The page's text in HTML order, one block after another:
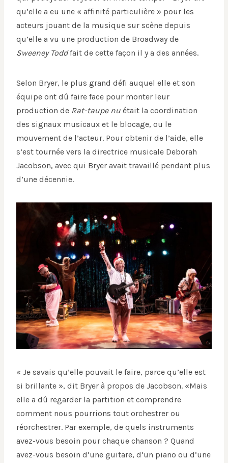
qu’elle a eu une « affinité particulière » pour les
acteurs jouant de la musique sur scène depuis
qu’elle a vu une production de Broadway de
Sweeney Toddfait de cette façon il y a des années.
Selon Bryer, le plus grand défi auquel elle et son
équipe ont dû faire face pour monter leur
production de Rat-taupe nu était la coordination
des signaux musicaux et le blocage, ou le
mouvement de l’acteur. Pour obtenir de l’aide, elle
s’est tournée vers la directrice musicale Deborah
Jacobson, avec qui Bryer avait travaillé pendant plus
d’une décennie.
« Je savais qu’elle pouvait le faire, parce qu’elle est
si brillante », dit Bryer à propos de Jacobson. «Mais
elle a dû regarder la partition et comprendre
comment nous pourrions tout orchestrer ou
réorchestrer. Par exemple, de quels instruments
avez-vous besoin pour chaque chanson ? Quand
avez-vous besoin d’une guitare, d’un piano ou d’une